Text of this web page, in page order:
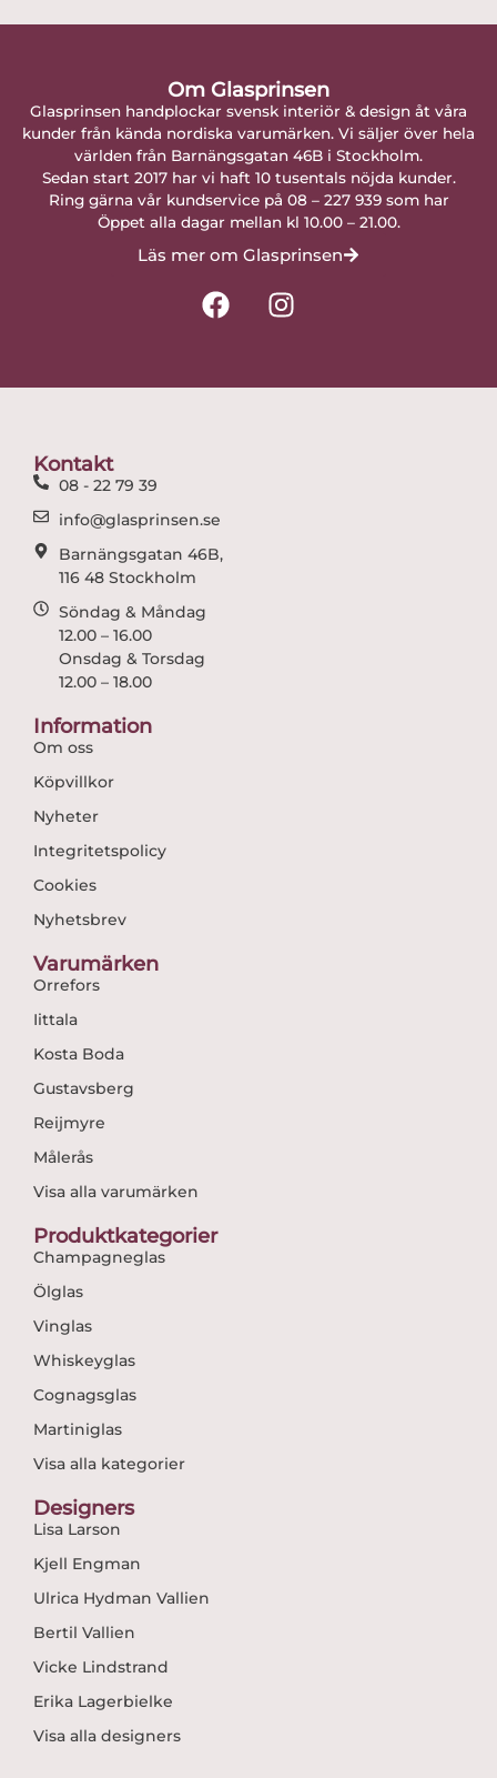
Om Glasprinsen
Glasprinsen handplockar svensk interiör & design åt våra
kunder från kända nordiska varumärken. Vi säljer över hela
världen från Barnängsgatan 46B i Stockholm.
Sedan start 2017 har vi haft 10 tusentals nöjda kunder.
Ring gärna vår kundservice på 08 – 227 939 som har
Öppet alla dagar mellan kl 10.00 – 21.00.
Läs mer om Glasprinsen
F
a
I
n
Kontakt
08 - 22 79 39
info@glasprinsen.se
Barnängsgatan 46B,
116 48 Stockholm
Söndag & Måndag
12.00 – 16.00
Onsdag & Torsdag
12.00 – 18.00
Information
Om oss
Köpvillkor
Nyheter
Integritetspolicy
Cookies
Nyhetsbrev
Varumärken
Orrefors
Iittala
Kosta Boda
Gustavsberg
Reijmyre
Målerås
Visa alla varumärken
Produktkategorier
Champagneglas
Ölglas
Vinglas
Whiskeyglas
Cognagsglas
Martiniglas
Visa alla kategorier
Designers
Lisa Larson
Kjell Engman
Ulrica Hydman Vallien
Bertil Vallien
Vicke Lindstrand
Erika Lagerbielke
Visa alla designers